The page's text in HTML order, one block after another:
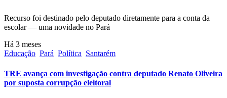
Recurso foi destinado pelo deputado diretamente para a conta da
escolar — uma novidade no Pará
Há 3 meses
Educação Pará Política Santarém
TRE avança com investigação contra deputado Renato Oliveira
por suposta corrupção eleitoral